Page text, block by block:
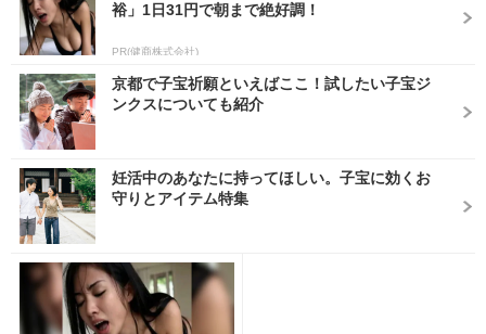
裕」1日31円で朝まで絶好調！
PR(健商株式会社)
京都で子宝祈願といえばここ！試したい子宝ジ
ンクスについても紹介
妊活中のあなたに持ってほしい。子宝に効くお
守りとアイテム特集